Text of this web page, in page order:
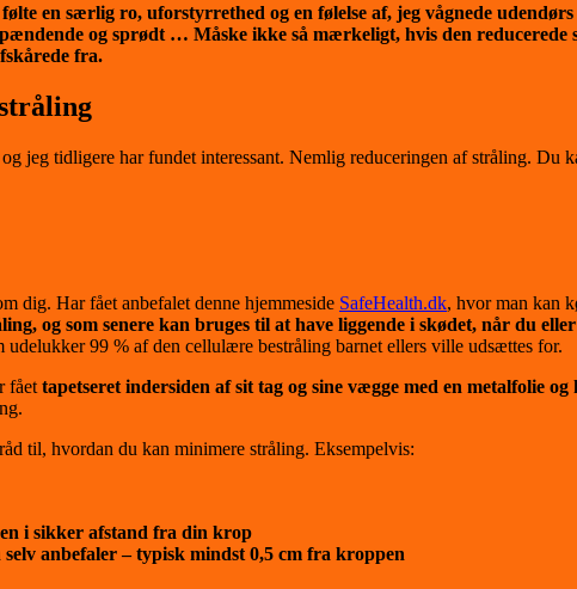
en særlig ro, uforstyrrethed og en følelse af, jeg vågnede
og sprødt … Måske ikke så mærkeligt, hvis den
fra.
jeg tidligere har fundet interessant. Nemlig reduceringen af stråling. Du
dig. Har fået anbefalet denne hjemmeside SafeHealth.dk, hvor man kan
og som senere kan bruges til at have liggende i skødet, når du
99 % af den cellulære bestråling barnet ellers ville udsættes for.
fået tapetseret indersiden af sit tag og sine vægge med en metalfolie
til, hvordan du kan minimere stråling. Eksempelvis:
i sikker afstand fra din krop
anbefaler – typisk mindst 0,5 cm fra kroppen